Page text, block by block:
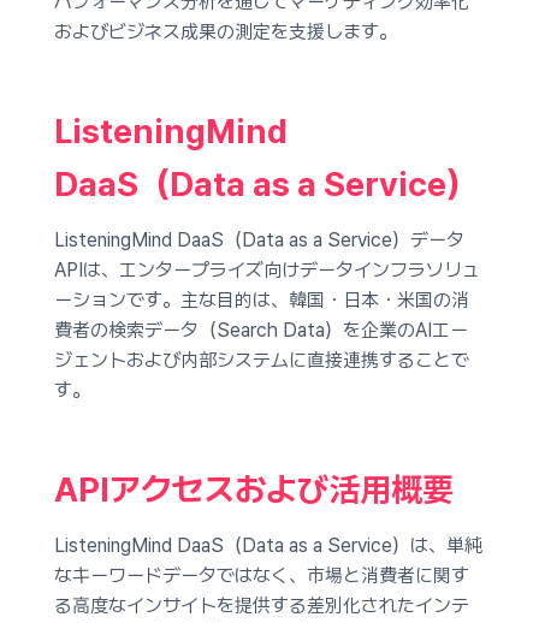
およびビジネス成果の測定を支援します。
ListeningMind
DaaS（Data as a Service）
ListeningMind DaaS（Data as a Service）データ
APIは、エンタープライズ向けデータインフラソリュ
ーションです。主な目的は、韓国・日本・米国の消
費者の検索データ（Search Data）を企業のAIエー
ジェントおよび内部システムに直接連携することで
す。
APIアクセスおよび活用概要
ListeningMind DaaS（Data as a Service）は、単純
なキーワードデータではなく、市場と消費者に関す
る高度なインサイトを提供する差別化されたインテ